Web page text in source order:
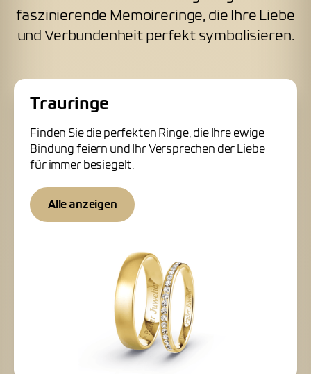
faszinierende Memoireringe, die Ihre Liebe
und Verbundenheit perfekt symbolisieren.
Trauringe
Finden Sie die perfekten Ringe, die Ihre ewige
Bindung feiern und Ihr Versprechen der Liebe
für immer besiegelt.
Alle anzeigen